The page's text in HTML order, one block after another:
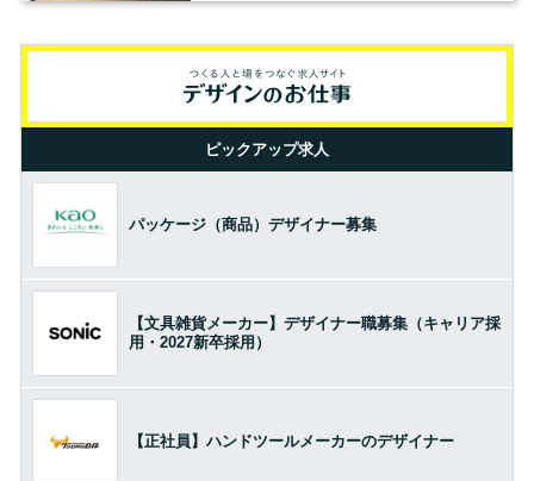
ピックアップ求人
パッケージ（商品）デザイナー募集
【文具雑貨メーカー】デザイナー職募集（キャリア採
用・2027新卒採用）
【正社員】ハンドツールメーカーのデザイナー